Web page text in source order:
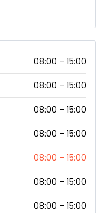
08:00 - 15:00
08:00 - 15:00
08:00 - 15:00
08:00 - 15:00
08:00 - 15:00
08:00 - 15:00
08:00 - 15:00